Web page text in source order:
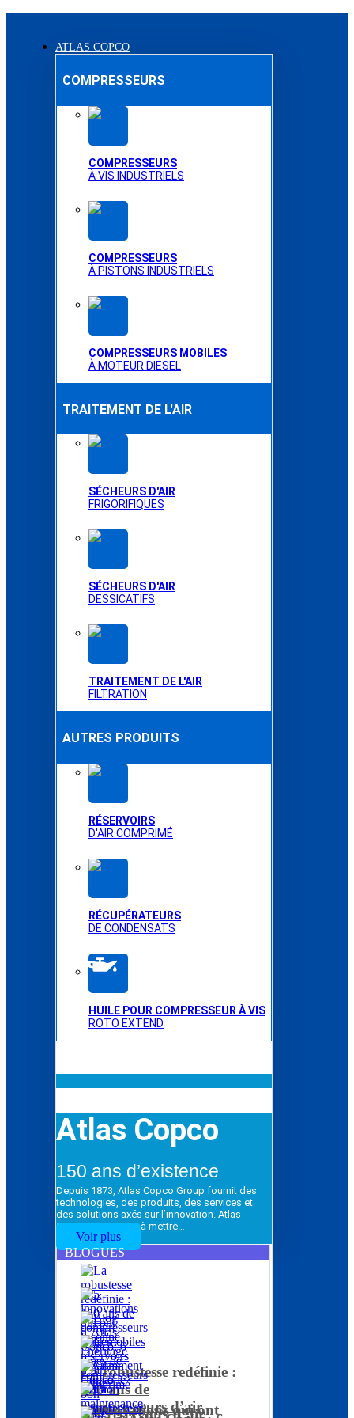
ATLAS COPCO
COMPRESSEURS
COMPRESSEURS
À VIS INDUSTRIELS
COMPRESSEURS
À PISTONS INDUSTRIELS
COMPRESSEURS MOBILES
À MOTEUR DIESEL
TRAITEMENT DE L'AIR
SÉCHEURS D'AIR
FRIGORIFIQUES
SÉCHEURS D'AIR
DESSICATIFS
TRAITEMENT DE L'AIR
FILTRATION
AUTRES PRODUITS
RÉSERVOIRS
D'AIR COMPRIMÉ
RÉCUPÉRATEURS
DE CONDENSATS
HUILE POUR COMPRESSEUR À VIS
ROTO EXTEND
Atlas Copco
150 ans d’existence
Depuis 1873, Atlas Copco Group fournit des
technologies, des produits, des services et
des solutions axés sur l’innovation. Atlas
Copco Group vise à mettre…
Voir plus
BLOGUES
La robustesse redéfinie :
120 ans de
compresseurs d’air
5 innovations qui ont